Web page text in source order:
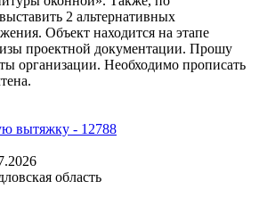
2 альтернативных
Объект находится на этапе
проектной документации. Прошу
организации. Необходимо прописать
вытяжку - 12788
область